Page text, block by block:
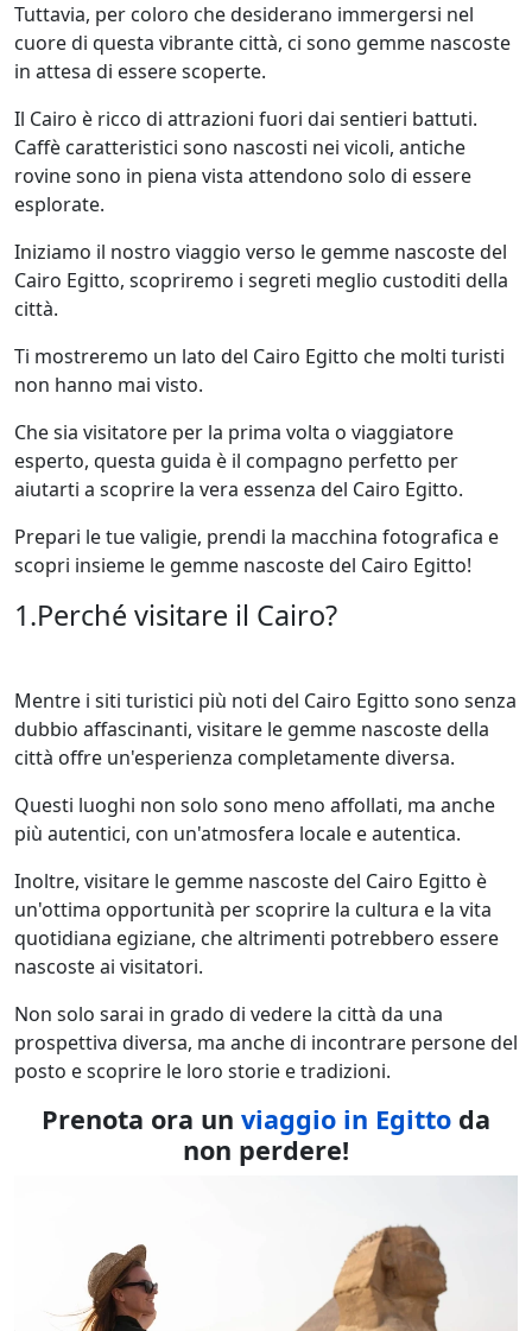
Tuttavia, per coloro che desiderano immergersi nel
cuore di questa vibrante città, ci sono gemme nascoste
in attesa di essere scoperte.
Il Cairo è ricco di attrazioni fuori dai sentieri battuti.
Caffè caratteristici sono nascosti nei vicoli, antiche
rovine sono in piena vista attendono solo di essere
esplorate.
Iniziamo il nostro viaggio verso le gemme nascoste del
Cairo Egitto, scopriremo i segreti meglio custoditi della
città.
Ti mostreremo un lato del Cairo Egitto che molti turisti
non hanno mai visto.
Che sia visitatore per la prima volta o viaggiatore
esperto, questa guida è il compagno perfetto per
aiutarti a scoprire la vera essenza del Cairo Egitto.
Prepari le tue valigie, prendi la macchina fotografica e
scopri insieme le gemme nascoste del Cairo Egitto!
1.Perché visitare il Cairo?
Mentre i siti turistici più noti del Cairo Egitto sono senza
dubbio affascinanti, visitare le gemme nascoste della
città offre un'esperienza completamente diversa.
Questi luoghi non solo sono meno affollati, ma anche
più autentici, con un'atmosfera locale e autentica.
Inoltre, visitare le gemme nascoste del Cairo Egitto è
un'ottima opportunità per scoprire la cultura e la vita
quotidiana egiziane, che altrimenti potrebbero essere
nascoste ai visitatori.
Non solo sarai in grado di vedere la città da una
prospettiva diversa, ma anche di incontrare persone del
posto e scoprire le loro storie e tradizioni.
Prenota ora un viaggio in Egitto da
non perdere!